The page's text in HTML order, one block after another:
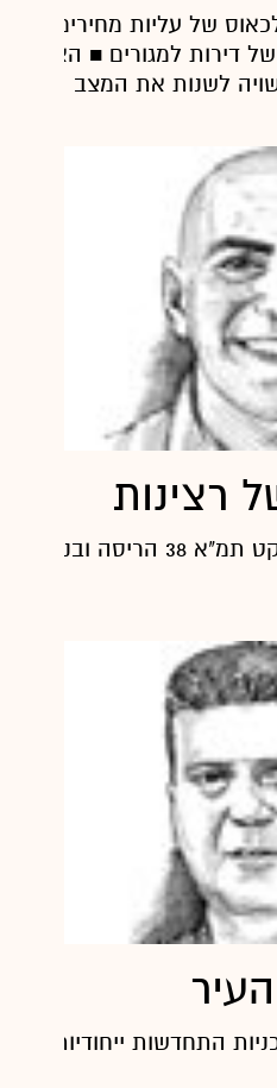
של עליות מחירים
דירות למגורים ■ האצת
לשנות את המצב
רצינות
כשבוחרים יזם לפרויקט תמ"א 38
התחדשות ייחודיות